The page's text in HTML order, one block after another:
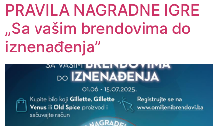
PRAVILA NAGRADNE IGRE
„Sa vašim brendovima do
iznenađenja”